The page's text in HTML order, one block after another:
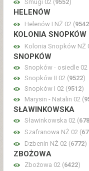
Smugi 02 (9552)
HELENÓW
Helenów I NŻ 02 (9542
KOLONIA SNOPKÓW
Kolonia Snopków NŻ
SNOPKÓW
Snopków - osiedle 02
Snopków II 02 (9522)
Snopków I 02 (9512)
Marysin - Natalin 02 (
SŁAWINKOWSKA
Sławinkowska 02 (
Szafranowa NŻ 02 (
Dzbenin NŻ 02 (6772)
ZBOŻOWA
Zbożowa 02 (6422)